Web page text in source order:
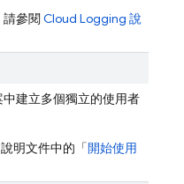
參閱 Cloud Logging 說
建立多個獨立的使用者
明文件中的「開始使用